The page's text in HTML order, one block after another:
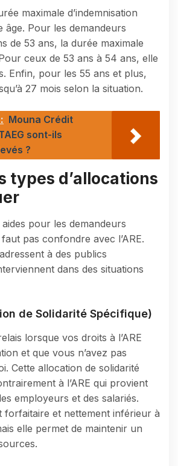
maximale d’indemnisation
âge. Pour les demandeurs
de 53 ans, la durée maximale
ceux de 53 ans à 54 ans, elle
Enfin, pour les 55 ans et plus,
27 mois selon la situation.
Mouna Crédit
sont-ils
?
types d’allocations
aides pour les demandeurs
faut pas confondre avec l’ARE.
à des publics
dans des situations
de Solidarité Spécifique)
lorsque vos droits à l’ARE
et que vous n’avez pas
Cette allocation de solidarité
à l’ARE qui provient
employeurs et des salariés.
forfaitaire et nettement inférieur à
elle permet de maintenir un